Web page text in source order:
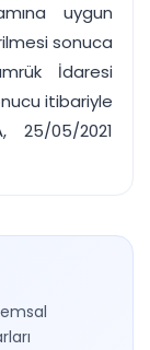
uygun
sonuca
İdaresi
itibariyle
25/05/2021